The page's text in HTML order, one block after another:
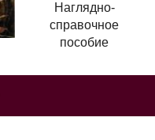
Наглядно-
справочное
пособие